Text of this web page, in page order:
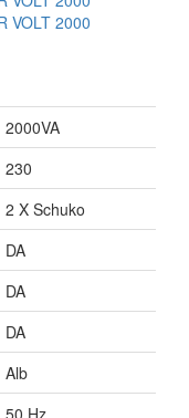
2000VA
230
2 X Schuko
DA
DA
DA
Alb
50 Hz